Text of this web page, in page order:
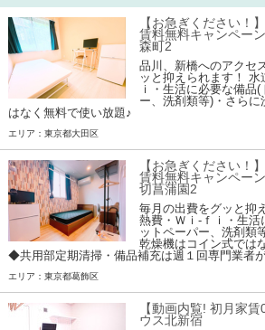
【お急ぎください！
賃料無料キャンペー
森町2
品川、新橋へのアクセ
ッと抑えられます！ 水
ｉ・生活に必要な備品
ー、洗剤類等)・さら
はなく無料で使い放題♪
エリア：東京都大田区
【お急ぎください！
賃料無料キャンペー
切菖蒲園2
毎月の出費をグッと抑
熱費・Ｗｉ-ｆｉ・生活
ットペーパー、洗剤類
乾燥機はコイン式では
◆共用部定期清掃・備品補充は週１回専門業者が
エリア：東京都葛飾区
【動画内覧! 初月家
ウス北新宿